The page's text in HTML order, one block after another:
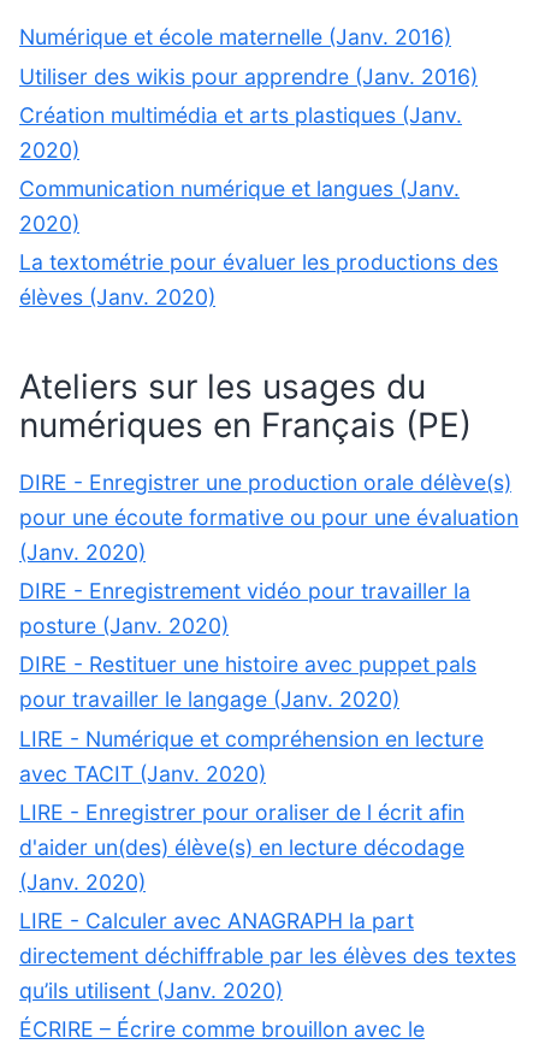
Numérique et école maternelle (Janv. 2016)
Utiliser des wikis pour apprendre (Janv. 2016)
Création multimédia et arts plastiques (Janv.
2020)
Communication numérique et langues (Janv.
2020)
La textométrie pour évaluer les productions des
élèves (Janv. 2020)
Ateliers sur les usages du
numériques en Français (PE)
DIRE - Enregistrer une production orale délève(s)
pour une écoute formative ou pour une évaluation
(Janv. 2020)
DIRE - Enregistrement vidéo pour travailler la
posture (Janv. 2020)
DIRE - Restituer une histoire avec puppet pals
pour travailler le langage (Janv. 2020)
LIRE - Numérique et compréhension en lecture
avec TACIT (Janv. 2020)
LIRE - Enregistrer pour oraliser de l écrit afin
d'aider un(des) élève(s) en lecture décodage
(Janv. 2020)
LIRE - Calculer avec ANAGRAPH la part
directement déchiffrable par les élèves des textes
qu’ils utilisent (Janv. 2020)
ÉCRIRE – Écrire comme brouillon avec le